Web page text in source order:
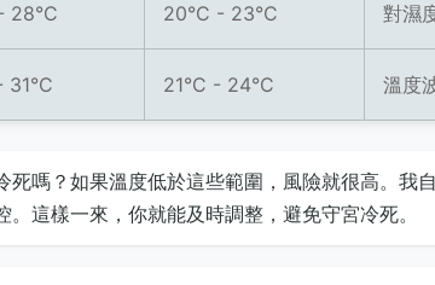
28°C 20°C - 23°C 對濕
31°C 21°C - 24°C 溫度
死嗎？如果溫度低於這些範圍，風險就很高。我
這樣一來，你就能及時調整，避免守宮冷死。